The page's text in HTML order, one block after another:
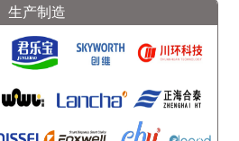
生产制造